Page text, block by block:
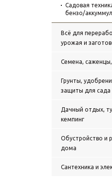
Садовая
бензо/
Всё для
урожая и
Семена,
Грунты,
защиты для сада
Дачный отдых,
кемпинг
Обустройство и
дома
Сантехника и